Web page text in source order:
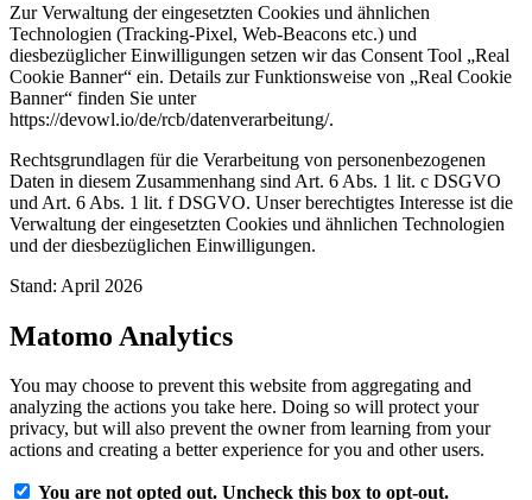
Zur Verwaltung der eingesetzten Cookies und ähnlichen
Technologien (Tracking-Pixel, Web-Beacons etc.) und
diesbezüglicher Einwilligungen setzen wir das Consent Tool „Real
Cookie Banner“ ein. Details zur Funktionsweise von „Real Cookie
Banner“ finden Sie unter
https://devowl.io/de/rcb/datenverarbeitung/.
Rechtsgrundlagen für die Verarbeitung von personenbezogenen
Daten in diesem Zusammenhang sind Art. 6 Abs. 1 lit. c DSGVO
und Art. 6 Abs. 1 lit. f DSGVO. Unser berechtigtes Interesse ist die
Verwaltung der eingesetzten Cookies und ähnlichen Technologien
und der diesbezüglichen Einwilligungen.
Stand: April 2026
Matomo Analytics
You may choose to prevent this website from aggregating and
analyzing the actions you take here. Doing so will protect your
privacy, but will also prevent the owner from learning from your
actions and creating a better experience for you and other users.
You are not opted out. Uncheck this box to opt-out.